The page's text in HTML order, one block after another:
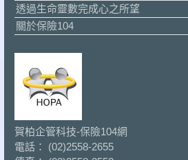
透過生命靈數完成心之所望
關於保險104
賀柏企管科技-保險104網
電話： (02)2558-2655